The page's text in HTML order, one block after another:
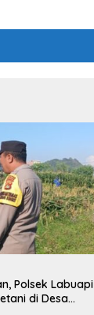
Polsek Labuapi
di Desa